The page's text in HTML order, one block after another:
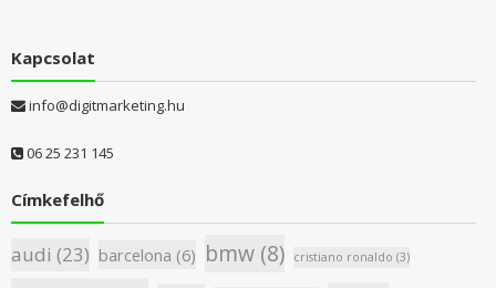
Kapcsolat
info@digitmarketing.hu
06 25 231 145
Címkefelhő
audi (23) barcelona (6) bmw(8) cristiano ronaldo (3)